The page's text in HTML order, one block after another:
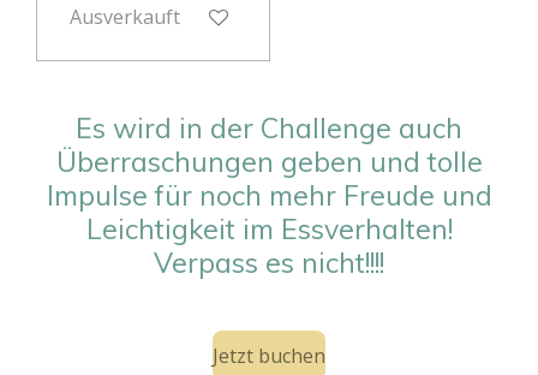
Ausverkauft
Es wird in der Challenge auch
Überraschungen geben und tolle
Impulse für noch mehr Freude und
Leichtigkeit im Essverhalten!
Verpass es nicht!!!!
Jetzt buchen